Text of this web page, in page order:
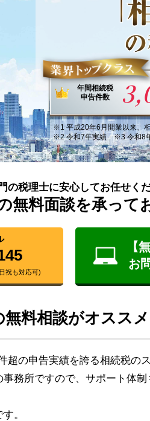
年間相続税
申告件数
※1平成20年6月開業以来、
※2 令和7年実績 ※3 令和8
の税理士に安心してお任せくだ
無料面談を承って
祝も対応可)
【
お
料相談がオスス
の申告実績を誇る相続税の
務所ですので、サポート体
。